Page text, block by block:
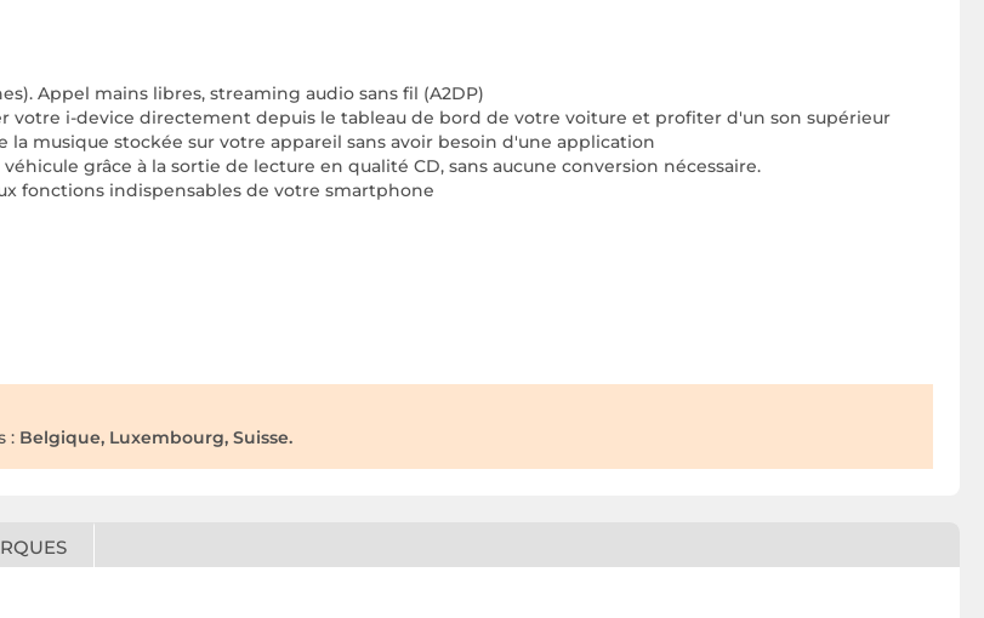
Appel mains libres, streaming audio sans fil (A2DP)
votre i-device directement depuis le tableau de bord de votre voiture et profiter d'un son supérieur
musique stockée sur votre appareil sans avoir besoin d'une application
grâce à la sortie de lecture en qualité CD, sans aucune conversion nécessaire.
fonctions indispensables de votre smartphone
: Belgique, Luxembourg, Suisse.